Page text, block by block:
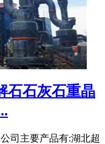
石石灰石重晶
司主要产品有:湖北超